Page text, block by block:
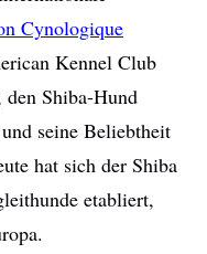
Cynologique
Kennel Club
Shiba-Hund
seine Beliebtheit
hat sich der Shiba
etabliert,